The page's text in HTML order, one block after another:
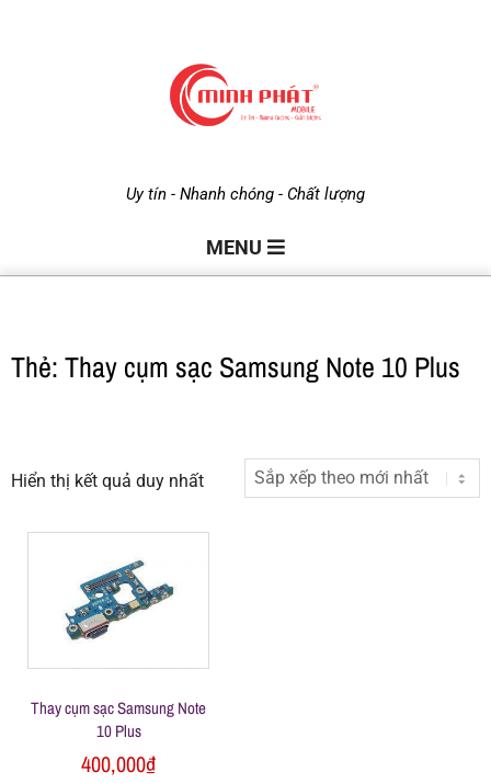
i
n
P
h
t
M
Uy tín - Nhanh chóng - Chất lượng
MENU
Thẻ: Thay cụm sạc Samsung Note 10 Plus
Hiển thị kết quả duy nhất
Thay cụm sạc Samsung Note
10 Plus
400,000₫